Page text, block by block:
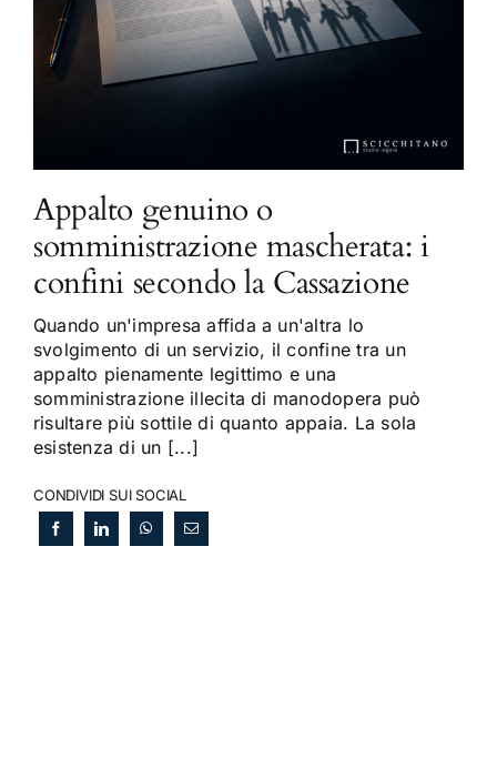
Appalto genuino o
somministrazione mascherata: i
confini secondo la Cassazione
Quando un'impresa affida a un'altra lo
svolgimento di un servizio, il confine tra un
appalto pienamente legittimo e una
somministrazione illecita di manodopera può
risultare più sottile di quanto appaia. La sola
esistenza di un [...]
CONDIVIDI SUI SOCIAL